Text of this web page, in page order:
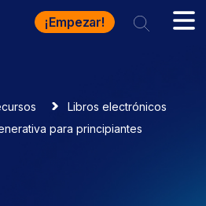
¡Empezar!
Libros electrónicos
para principiantes